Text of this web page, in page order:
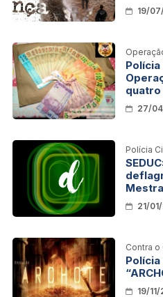
19/
27/
Polícia
Mestra
21/
Contra o
19/